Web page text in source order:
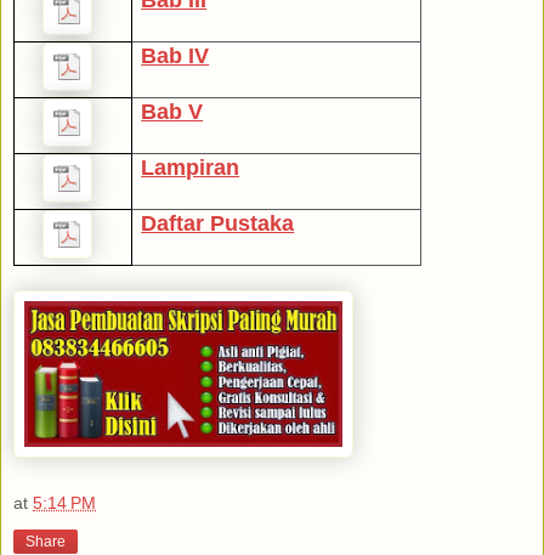
Bab IV
Bab V
Lampiran
Daftar Pustaka
at 5:14 PM
Share